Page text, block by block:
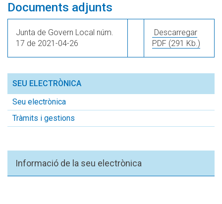
Documents adjunts
Junta de Govern Local núm.
17 de 2021-04-26
Descarregar
PDF (291 Kb.)
SEU ELECTRÒNICA
Seu electrònica
Tràmits i gestions
Informació de la seu electrònica